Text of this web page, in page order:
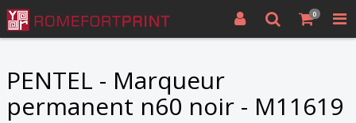
0
PENTEL - Marqueur
permanent n60 noir - M11619